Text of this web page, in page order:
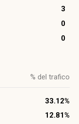
3
0
0
% del trafico
33.12%
12.81%